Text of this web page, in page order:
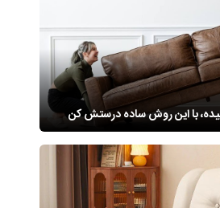
با این روش ساده درستش کن